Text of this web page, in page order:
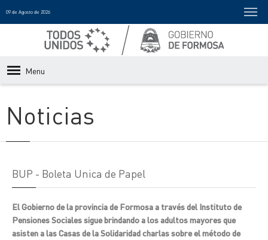
09 de Agosto de 2026
Menu
Noticias
BUP - Boleta Unica de Papel
El Gobierno de la provincia de Formosa a través del Instituto de
Pensiones Sociales sigue brindando a los adultos mayores que
asisten a las Casas de la Solidaridad charlas sobre el método de